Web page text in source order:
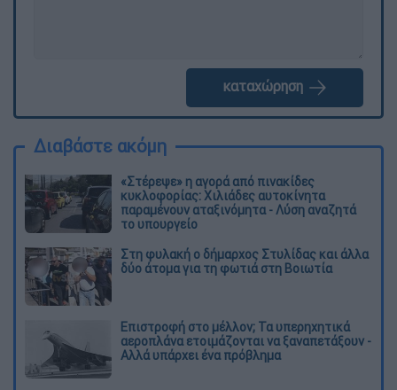
καταχώρηση
Διαβάστε ακόμη
«Στέρεψε» η αγορά από πινακίδες
κυκλοφορίας: Χιλιάδες αυτοκίνητα
παραμένουν αταξινόμητα - Λύση αναζητά
το υπουργείο
Στη φυλακή ο δήμαρχος Στυλίδας και άλλα
δύο άτομα για τη φωτιά στη Βοιωτία
Επιστροφή στο μέλλον; Τα υπερηχητικά
αεροπλάνα ετοιμάζονται να ξαναπετάξουν -
Αλλά υπάρχει ένα πρόβλημα